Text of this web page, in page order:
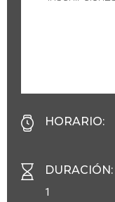
HORARIO:
DURACIÓN:
1